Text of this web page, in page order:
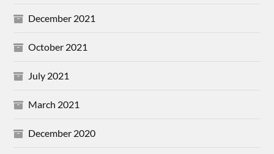
December 2021
October 2021
July 2021
March 2021
December 2020